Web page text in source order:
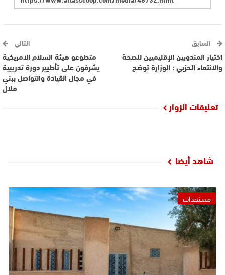
السابق
اختيار المندوبين الإقليميين للصحة
والانتماء الحزبي : الوزارة توضح
التالي
متطوعو هيئة السلام الامريكية
يشرفون على تأطيير دورة تدريبية
في مجال القيادة والتواصل ببني
ملال
تعليقات الزوار
شاهد أيضا
مستجدات